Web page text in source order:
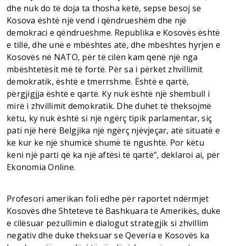
dhe nuk do të doja ta thosha këtë, sepse besoj se
Kosova është një vend i qëndrueshëm dhe një
demokraci e qëndrueshme. Republika e Kosovës është
e tillë, dhe unë e mbështes atë, dhe mbështes hyrjen e
Kosovës në NATO, për të cilën kam qenë një nga
mbështetësit më të fortë. Për sa i përket zhvillimit
demokratik, është e tmerrshme. Është e qartë,
përgjigjja është e qartë. Ky nuk është një shembull i
mirë i zhvillimit demokratik. Dhe duhet të theksojmë
këtu, ky nuk është si një ngërç tipik parlamentar, siç
pati një herë Belgjika një ngërç njëvjeçar, atë situatë e
ke kur ke një shumicë shumë të ngushtë. Por këtu
keni një parti që ka një aftësi të qartë”, deklaroi ai, për
Ekonomia Online.
Profesori amerikan foli edhe për raportet ndërmjet
Kosovës dhe Shteteve të Bashkuara të Amerikës, duke
e cilësuar pezullimin e dialogut strategjik si zhvillim
negativ dhe duke theksuar se Qeveria e Kosovës ka